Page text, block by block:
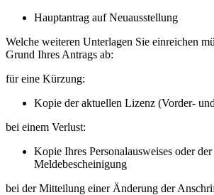
Hauptantrag auf Neuausstellung
Welche weiteren Unterlagen Sie einreichen
Grund Ihres Antrags ab:
für eine Kürzung:
Kopie der aktuellen Lizenz (Vorder-
bei einem Verlust:
Kopie Ihres Personalausweises oder
Meldebescheinigung
bei der Mitteilung einer Änderung der